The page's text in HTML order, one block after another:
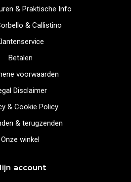
& Praktische Info
& Callistino
Betalen
voorwaarden
Disclaimer
& Cookie Policy
& terugzenden
Onze winkel
account